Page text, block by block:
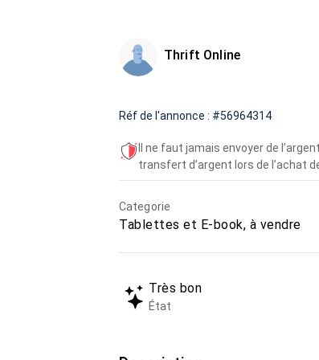
Thrift Online
Réf de l'annonce : #56964314
Il ne faut jamais envoyer de
transfert d’argent lors de l’achat
Categorie
Tablettes et E-book, à vendre
Très bon
État